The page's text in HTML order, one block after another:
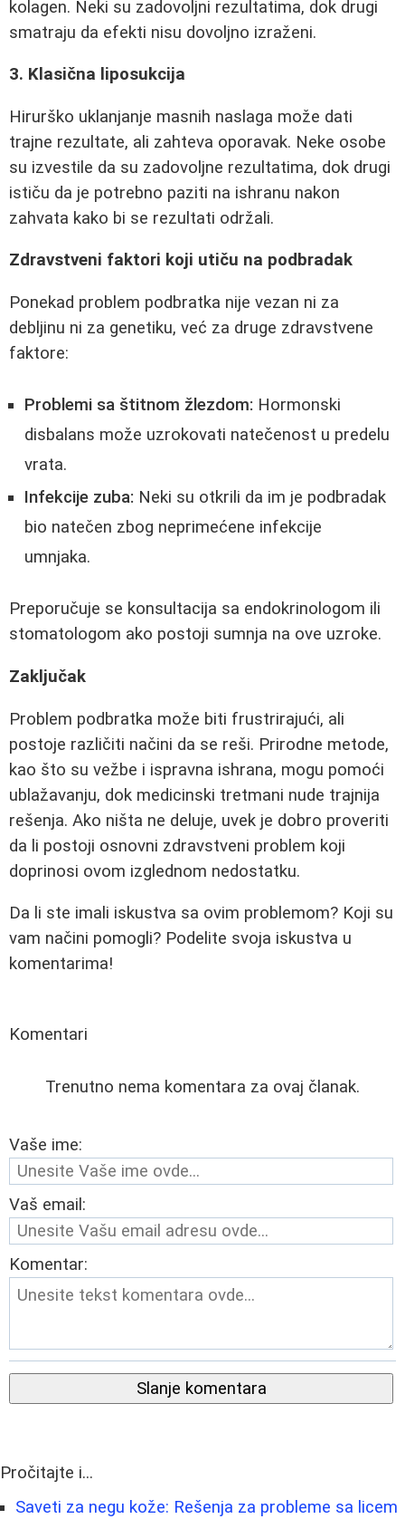
kolagen. Neki su zadovoljni rezultatima, dok drugi
smatraju da efekti nisu dovoljno izraženi.
3. Klasična liposukcija
Hirurško uklanjanje masnih naslaga može dati
trajne rezultate, ali zahteva oporavak. Neke osobe
su izvestile da su zadovoljne rezultatima, dok drugi
ističu da je potrebno paziti na ishranu nakon
zahvata kako bi se rezultati održali.
Zdravstveni faktori koji utiču na podbradak
Ponekad problem podbratka nije vezan ni za
debljinu ni za genetiku, već za druge zdravstvene
faktore:
Problemi sa štitnom žlezdom: Hormonski
disbalans može uzrokovati natečenost u predelu
vrata.
Infekcije zuba: Neki su otkrili da im je podbradak
bio natečen zbog neprimećene infekcije
umnjaka.
Preporučuje se konsultacija sa endokrinologom ili
stomatologom ako postoji sumnja na ove uzroke.
Zaključak
Problem podbratka može biti frustrirajući, ali
postoje različiti načini da se reši. Prirodne metode,
kao što su vežbe i ispravna ishrana, mogu pomoći
ublažavanju, dok medicinski tretmani nude trajnija
rešenja. Ako ništa ne deluje, uvek je dobro proveriti
da li postoji osnovni zdravstveni problem koji
doprinosi ovom izglednom nedostatku.
Da li ste imali iskustva sa ovim problemom? Koji su
vam načini pomogli? Podelite svoja iskustva u
komentarima!
Komentari
Trenutno nema komentara za ovaj članak.
Vaše ime:
Vaš email:
Komentar:
Slanje komentara
Pročitajte i...
Saveti za negu kože: Rešenja za probleme sa licem